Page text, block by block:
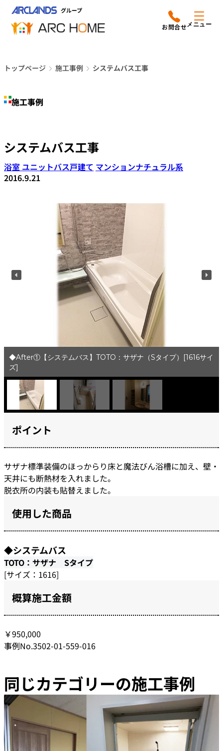
ッ
アークホームについて
施工事例
店舗案内
会社情報
採用情報はこちら
メニュー
営業時間は
平日9時から18時までと
電話をかける
トップページ 施工事例 システムバス工事
施工事例
システムバス工事
浴室 ユニットバス戸建て マンションナチュラル系
2016.9.21
◆After①【システムバス】TOTO：サザナ（Sタイプ）[1616サイ
ズ]
ポイント
サザナ標準装備のほっからり床と魔法びん浴槽に加え、壁・
天井にも断熱材を入れました。
脱衣所の内装も貼替えました。
使用した商品
◆システムバス
TOTO：サザナ Sタイプ
[サイズ：1616]
概算施工金額
￥950,000
事例No.3502-01-559-016
同じカテゴリーの施工事例